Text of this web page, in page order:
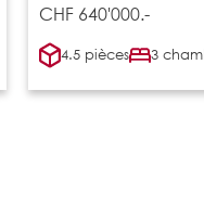
CHF 640'000.-
4.5 pièces 3